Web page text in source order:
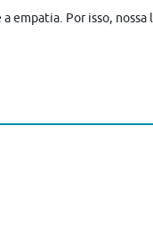
empatia. Por isso, nossa